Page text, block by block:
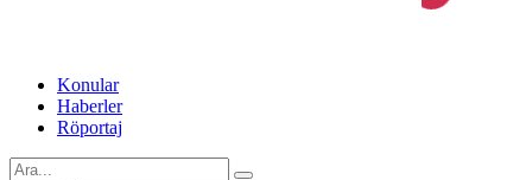
Konular
Haberler
Röportaj